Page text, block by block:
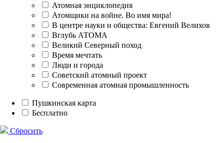
Атомная энциклопедия
Атомщики на войне. Во имя мира!
В центре науки и общества: Евгений Велихов
Вглубь АТОМА
Великий Северный поход
Время мечтать
Люди и города
Советский атомный проект
Современная атомная промышленность
Пушкинская карта
Бесплатно
Сбросить